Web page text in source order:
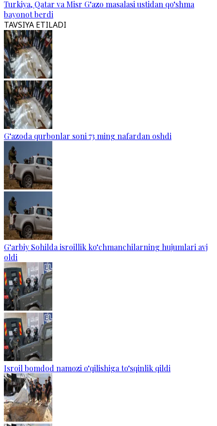
Turkiya, Qatar va Misr G‘azo masalasi ustidan qo‘shma
bayonot berdi
TAVSIYA ETILADI
G‘azoda qurbonlar soni 73 ming nafardan oshdi
G‘arbiy Sohilda isroillik ko‘chmanchilarning hujumlari avj
oldi
Isroil bomdod namozi o‘qilishiga to‘sqinlik qildi